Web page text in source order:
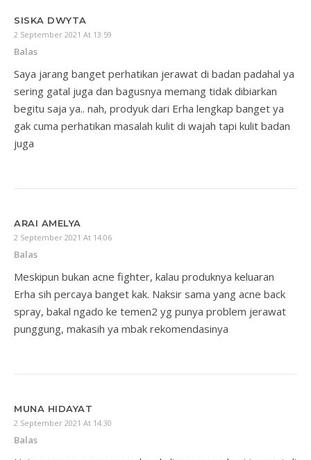
SISKA DWYTA
2 September 2021 At 13:59
Balas
Saya jarang banget perhatikan jerawat di badan padahal ya
sering gatal juga dan bagusnya memang tidak dibiarkan
begitu saja ya.. nah, prodyuk dari Erha lengkap banget ya
gak cuma perhatikan masalah kulit di wajah tapi kulit badan
juga
ARAI AMELYA
2 September 2021 At 14:06
Balas
Meskipun bukan acne fighter, kalau produknya keluaran
Erha sih percaya banget kak. Naksir sama yang acne back
spray, bakal ngado ke temen2 yg punya problem jerawat
punggung, makasih ya mbak rekomendasinya
MUNA HIDAYAT
2 September 2021 At 14:30
Balas